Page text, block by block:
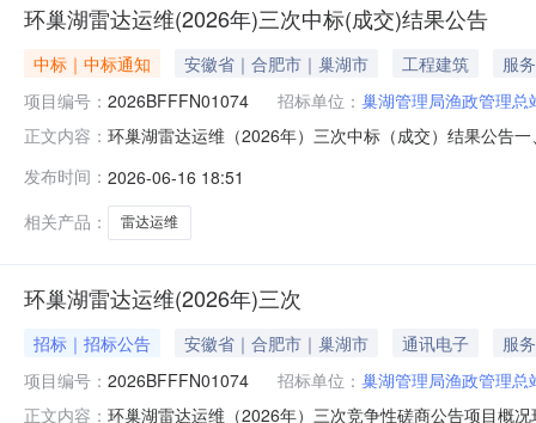
环巢湖雷达运维(2026年)三次中标(成交)结果公告
中标｜中标通知 安徽省｜合肥市｜巢湖市 工程建筑
服务
项目编号： 2026BFFFN01074 招标单位： 巢湖管理局渔政管理总
正文内容： 环巢湖雷达运维（2026年）三次中标（成交）结果公告
环巢湖雷达运维（2026年）三次服务范围完全响应采购
年度预算能够保
发布时间： 2026-06-16 18:51
相关产品：
雷达运维
环巢湖雷达运维(2026年)三次
招标｜招标公告 安徽省｜合肥市｜巢湖市 通讯电子
服务
项目编号： 2026BFFFN01074 招标单位： 巢湖管理局渔政管理总
正文内容： 环巢湖雷达运维（2026年）三次竞争性磋商公告项目概